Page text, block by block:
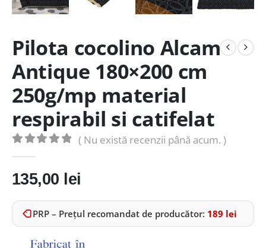
Pilota cocolino Alcam
Antique 180×200 cm
250g/mp material
respirabil si catifelat
( Nu există recenzii până acum. )
135,00 lei
PRP – Prețul recomandat de producător: 189 lei